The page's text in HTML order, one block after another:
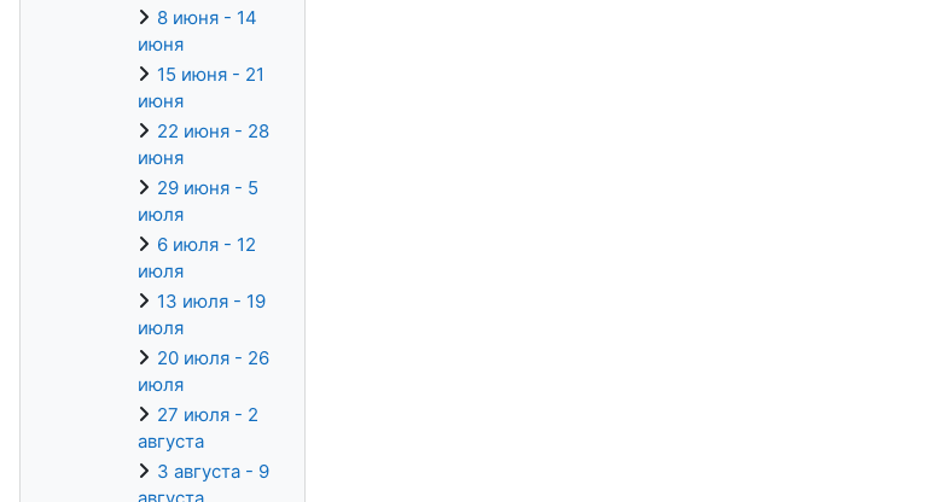
8 июня - 14
июня
15 июня - 21
июня
22 июня - 28
июня
29 июня - 5
июля
6 июля - 12
июля
13 июля - 19
июля
20 июля - 26
июля
27 июля - 2
августа
3 августа - 9